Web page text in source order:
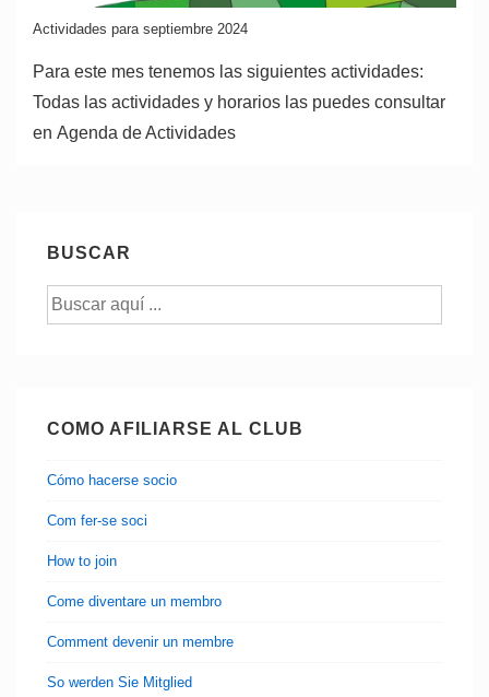
Actividades para septiembre 2024
Para este mes tenemos las siguientes actividades:
Todas las actividades y horarios las puedes consultar
en Agenda de Actividades
BUSCAR
Buscar
COMO AFILIARSE AL CLUB
Cómo hacerse socio
Com fer-se soci
How to join
Come diventare un membro
Comment devenir un membre
So werden Sie Mitglied